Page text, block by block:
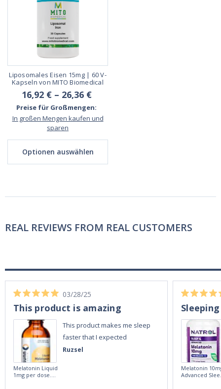
Liposomales Eisen 15mg | 60 V-
Kapseln von MITO Biomedical
16,92 € – 26,36 €
Preise für Großmengen:
In großen Mengen kaufen und
sparen
Optionen auswählen
REAL REVIEWS FROM REAL CUSTOMERS
Ruzsel
03/28/25
This product is amazing
This product makes me sleep
faster that I expected
Melatonin Liquid
1mg per dose.
Melatonin
Advanced